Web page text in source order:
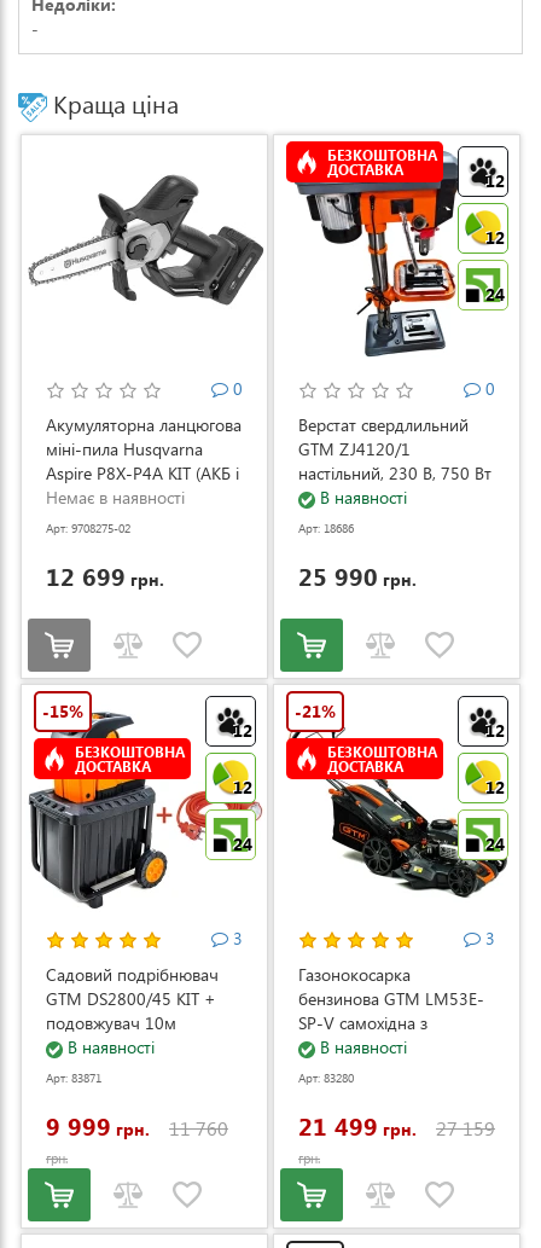
-
Краща ціна
0
Акумуляторна ланцюгова
міні-пила Husqvarna
Aspire P8X-P4A KIT (АКБ і
ЗП) (9708275-02)
Немає в наявності
Арт: 9708275-02
12 699 грн.
12
12
24
БЕЗКОШТОВНА
ДОСТАВКА
0
Верстат свердлильний
GTM ZJ4120/1
настільний, 230 В, 750 Вт
(ZJ4120/1)
В наявності
Арт: 18686
25 990 грн.
12
12
24
-15%
БЕЗКОШТОВНА
ДОСТАВКА
3
Садовий подрібнювач
GTM DS2800/45 KIT +
подовжувач 10м
(DS2800/45_KIT+ext.cord)
В наявності
Арт: 83871
9 999 грн. 11 760
грн.
12
12
24
-21%
БЕЗКОШТОВНА
ДОСТАВКА
3
Газонокосарка
бензинова GTM LM53E-
SP-V самохідна з
електростартером та
регулюванням швидкості
В наявності
Арт: 83280
21 499 грн. 27 159
грн.